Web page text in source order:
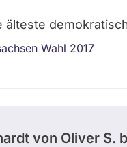
älteste
Wahl 2017
von Oliver S.